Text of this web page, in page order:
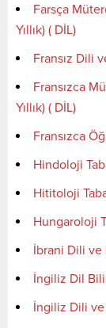
Farsça
Yıllık) ( DİL)
Fransız Dili
Fransızca
Yıllık) ( DİL)
Fransızca
Hindoloji
Hititoloji
Hungaroloji
İbrani Dili ve
İngiliz Dil
İngiliz Dili ve